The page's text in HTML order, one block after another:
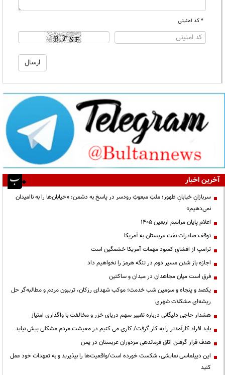
* کد امنیتی
آخرین اخبار
سربازانِ خیابانِ ظهور؛ ملتِ مبعوثِ رودسر در پاسخ به دشمن: «خیابان‌ها را به ناامیدان
نمی‌دهیم»
اعلام پایان مراسم اربعین ۱۴۰۵
توقف صادرات نفت عربستان به آمریکا
ترامپ از افشای کمبود مهمات آمریکا خشمگین است
اجازه باز شدن مسیر دوم در تنگه هرمز را نخواهیم داد
فرق است میان مجاهدان در میدان و ساکتین
یکصد و پنجاه و سومین شب خدمت؛ موکب شهدای رزکان، تریبون مردم و مطالبه‌گر حل
ریشه‌ای مشکلات شهری
هشدار حاجی دلیگانی درباره تغییر سهم دریای خزر و مخالفت با واگذاری امتیاز
باید افراد کارآمدتر را به کار گرفت/ کاری می کنیم در معیشت مردم مشکلی پیش نیاید
هدف قرار گرفتن اتاق‌ فرماندهی مزدوران عربستان در یمن
این دیپلماسی نمایشی، شکست خورده است/واقعیت‌ها را بپذیرید و به تعهدات خود عمل
کنید